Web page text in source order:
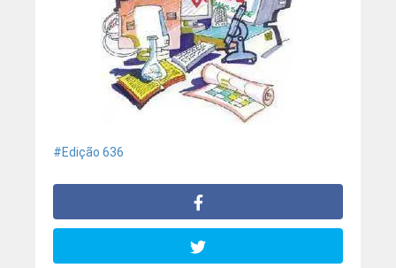
Edição 636